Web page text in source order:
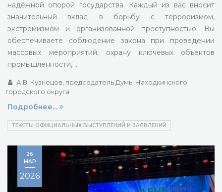
надёжной опорой государства. Каждый из вас вносит
значительный вклад в борьбу с терроризмом,
экстремизмом и организованной преступностью. Вы
обеспечиваете соблюдение закона при проведении
массовых мероприятий, охрану ключевых объектов
промышленности, …
А.В. Кузнецов, председатель Думы Находкинского
городского округа
Подробнее...
ТЕКСТЫ ОФИЦИАЛЬНЫХ ВЫСТУПЛЕНИЙ И ЗАЯВЛЕНИЙ
26
МАР
2026